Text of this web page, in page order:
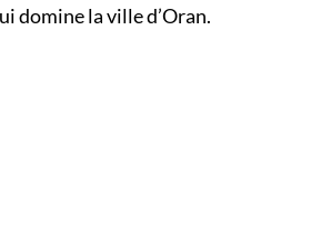
domine la ville d’Oran.